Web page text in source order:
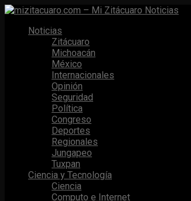
Noticias
Zitácuaro
Michoacán
México
Internacionales
Opinión
Seguridad
Política
Congreso
Deportes
Regionales
Jungapeo
Tuxpan
Ciencia y Tecnología
Ciencia
Computo e Internet